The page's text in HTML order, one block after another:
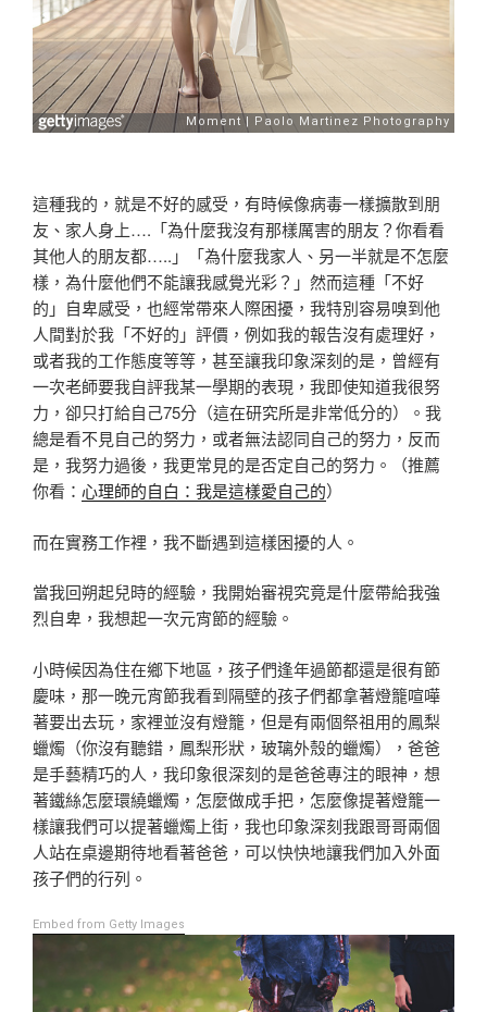
這種我的，就是不好的感受，有時候像病毒一樣擴散到朋
友、家人身上….「為什麼我沒有那樣厲害的朋友？你看看
其他人的朋友都…..」「為什麼我家人、另一半就是不怎麼
樣，為什麼他們不能讓我感覺光彩？」然而這種「不好
的」自卑感受，也經常帶來人際困擾，我特別容易嗅到他
人間對於我「不好的」評價，例如我的報告沒有處理好，
或者我的工作態度等等，甚至讓我印象深刻的是，曾經有
一次老師要我自評我某一學期的表現，我即使知道我很努
力，卻只打給自己75分（這在研究所是非常低分的）。我
總是看不見自己的努力，或者無法認同自己的努力，反而
是，我努力過後，我更常見的是否定自己的努力。（推薦
你看： 心理師的自白：我是這樣愛自己的）
而在實務工作裡，我不斷遇到這樣困擾的人。
當我回朔起兒時的經驗，我開始審視究竟是什麼帶給我強
烈自卑，我想起一次元宵節的經驗。
小時候因為住在鄉下地區，孩子們逢年過節都還是很有節
慶味，那一晚元宵節我看到隔壁的孩子們都拿著燈籠喧嘩
著要出去玩，家裡並沒有燈籠，但是有兩個祭祖用的鳳梨
蠟燭（你沒有聽錯，鳳梨形狀，玻璃外殼的蠟燭），爸爸
是手藝精巧的人，我印象很深刻的是爸爸專注的眼神，想
著鐵絲怎麼環繞蠟燭，怎麼做成手把，怎麼像提著燈籠一
樣讓我們可以提著蠟燭上街，我也印象深刻我跟哥哥兩個
人站在桌邊期待地看著爸爸，可以快快地讓我們加入外面
孩子們的行列。
Embed from Getty Images